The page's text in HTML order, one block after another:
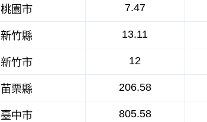
桃園市 7.47
新竹縣 13.11
新竹市 12
苗栗縣 206.58
臺中市 805.58